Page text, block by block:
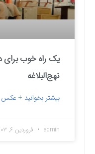
یک راه خوب برای
نهج‌البلاغه
بیشتر بخوانید + عکس
admin فروردین ۶, ۱۴۰۳